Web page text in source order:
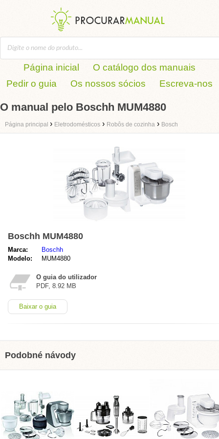
Página inicial
O catálogo dos manuais
Pedir o guia
Os nossos sócios Escreva-nos
O manual pelo Boschh MUM4880
Página principal › Eletrodomésticos › Robôs de cozinha › Bosch
Boschh MUM4880
Marca:
Boschh
Modelo:
MUM4880
O guia do utilizador
PDF, 8.92 MB
Baixar o guia
Podobné návody